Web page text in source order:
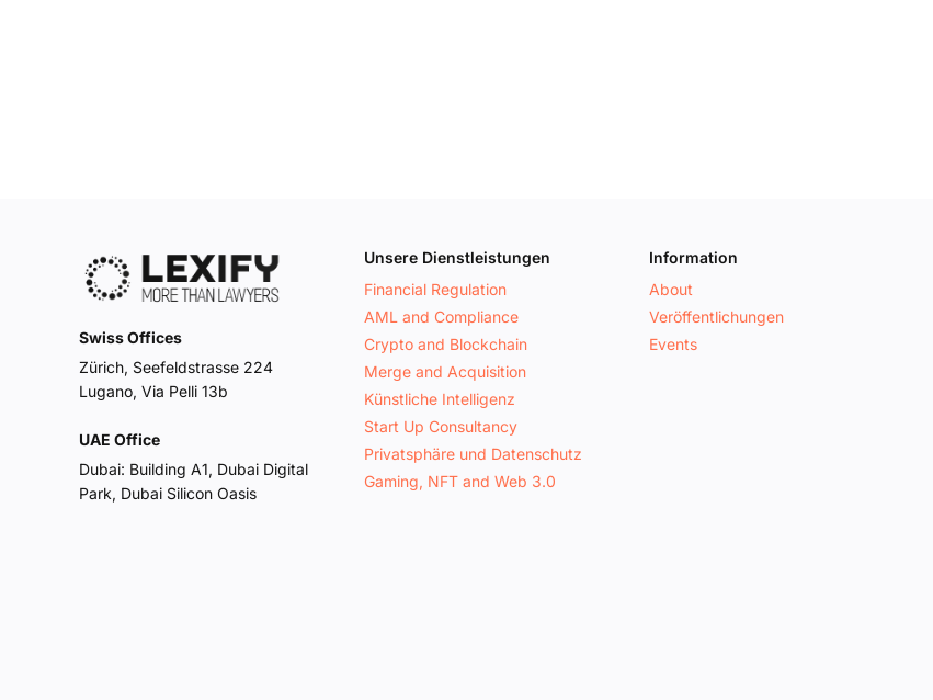
Swiss Offices
Zürich, Seefeldstrasse 224
Lugano, Via Pelli 13b
UAE Office
Dubai: Building A1, Dubai Digital
Park, Dubai Silicon Oasis
Unsere Dienstleistungen
Financial Regulation
AML and Compliance
Crypto and Blockchain
Merge and Acquisition
Künstliche Intelligenz
Start Up Consultancy
Privatsphäre und Datenschutz
Gaming, NFT and Web 3.0
Information
About
Veröffentlichungen
Events